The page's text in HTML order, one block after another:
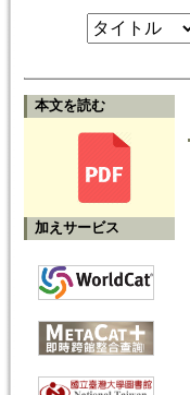
本文を読む
加えサービス